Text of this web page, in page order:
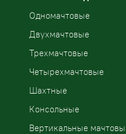
Одномачтовые
Двухмачтовые
Трехмачтовые
Четырехмачтовые
Шахтные
Консольные
Вертикальные